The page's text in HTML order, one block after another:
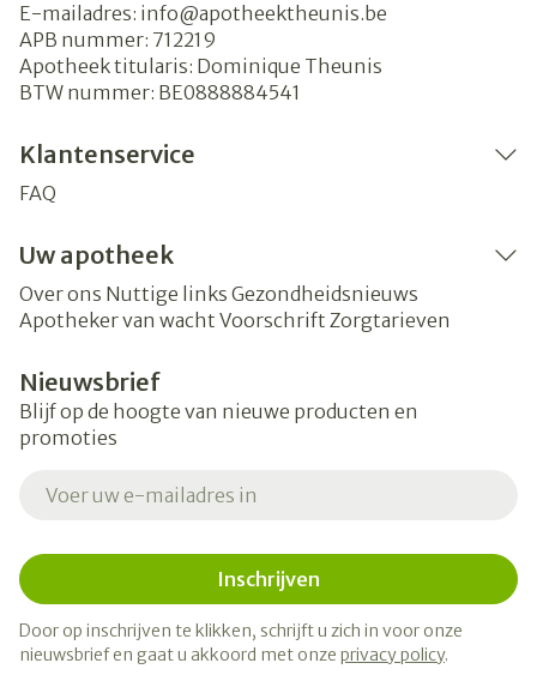
E-mailadres: info@apotheektheunis.be
APB nummer: 712219
Apotheek titularis: Dominique Theunis
BTW nummer: BE0888884541
Klantenservice
FAQ
Uw apotheek
Over ons Nuttige links Gezondheidsnieuws
Apotheker van wacht Voorschrift Zorgtarieven
Nieuwsbrief
Blijf op de hoogte van nieuwe producten en
promoties
Inschrijven
Door op inschrijven te klikken, schrijft u zich in voor onze
nieuwsbrief en gaat u akkoord met onze privacy policy.